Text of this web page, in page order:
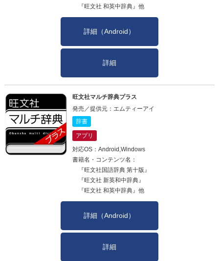
『旺文社 和英中辞典』他
詳細（Android）
詳細
旺文社マルチ辞典プラス
発売／提供元：エムティーアイ
辞書
アプリ
対応OS：Android,Windows
書籍名・コンテンツ名：
『旺文社国語辞典 第十版』
『旺文社 新英和中辞典』
『旺文社 和英中辞典』他
詳細（Android）
詳細